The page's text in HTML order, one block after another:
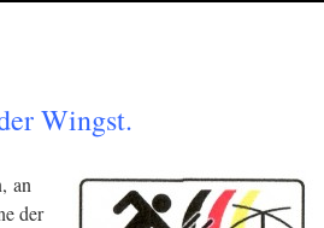
Wingst.
an
der